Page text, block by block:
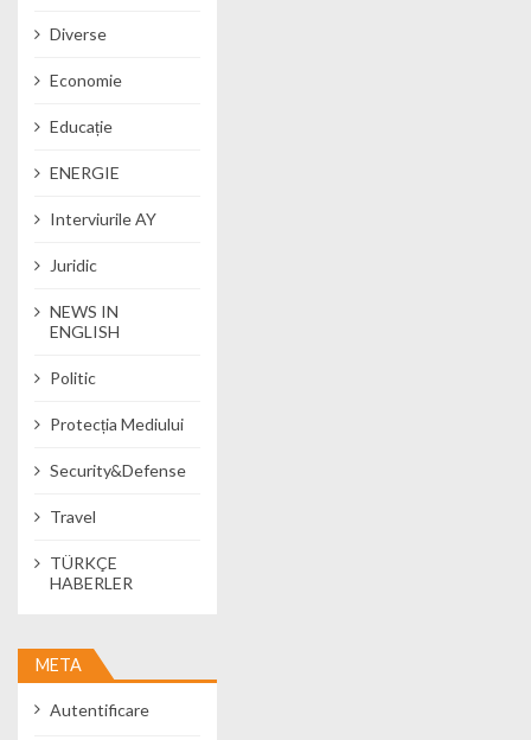
Diverse
Economie
Educație
ENERGIE
Interviurile AY
Juridic
NEWS IN
ENGLISH
Politic
Protecția Mediului
Security&Defense
Travel
TÜRKÇE
HABERLER
META
Autentificare